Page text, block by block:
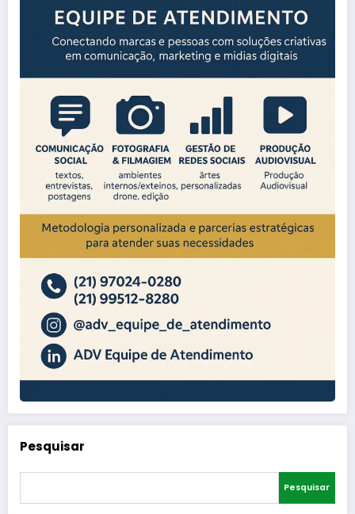
Pesquisar
Pesquisar